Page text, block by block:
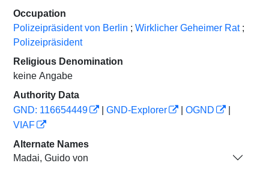
Occupation
Polizeipräsident von Berlin ; Wirklicher Geheimer Rat ;
Polizeipräsident
Religious Denomination
keine Angabe
Authority Data
GND: 116654449
GND-Explorer OGND
VIAF
Alternate Names
Madai, Guido von